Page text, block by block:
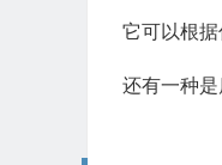
它可以根
还有一种